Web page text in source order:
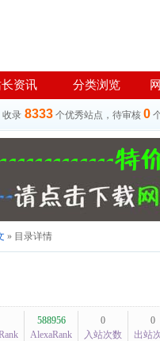
资讯 分类浏览
收录 8333 个优秀站点，待审核 0
» 目录详情
588956
AlexaRank
0
入站次数
0
出站